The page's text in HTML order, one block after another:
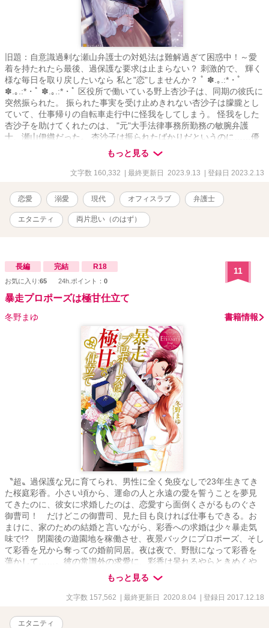
旧題：自意識過剰な瀬山弁護士の対処法は難解過ぎて困惑中！～愛
着を持たれたら最後、過保護な要求は止まらない？ 刺激的で、 輝く
様な毎日を取り戻したいなら 私と"恋"しませんか？ ﾟ ✽.｡.:*・ﾟ
✽.｡.:*・ﾟ ✽.｡.:*・ﾟ 区役所で働いている野上杏沙子は、同期の彼氏に
突然振られた。 振られた事実を受け止めきれない杏沙子は朦朧とし
ていて、仕事帰りの自転車走行中に怪我をしてしまう。 怪我をした
杏沙子を助けてくれたのは、 "元"大手法律事務所勤務の敏腕弁護
士、瀬山伊織だった。 杏沙子は振られたばかりだというのに……優
しくて、大人の魅力を放っている伊織にときめいてしまう。 その
後、区役所を辞めた杏沙子は瀬山の法律事務所で働かせてもらう。
しかし、親切にしてくれた瀬山は仮の姿と思えるほどに、口が悪
防戦、開幕！ ﾟ ✽.｡.:*・ﾟ ✽.｡.:*・ﾟ ✽.｡.:*・ﾟ どんなにはぐらかされ
ても、冷たくされても、先生じゃなきゃ嫌なんです！ 恋も仕事
も……妥協なんてしたくないっ！ .+*+｡.☆ 「……口の減らない女だ
な！ 少し黙ってろ！」 ──素っ気のない振りをして、 形勢逆転のキ
もっと見る
文字数 160,332 | 最終更新日 2023.9.13 | 登録日 2023.2.13
恋愛 溺愛 現代 オフィスラブ 弁護士
エタニティ 両片思い（のはず）
長編 完結 R18
お気に入り:65 24h.ポイント： 0
11
暴走プロポーズは極甘仕立て
冬野まゆ 書籍情報
〝超〟過保護な兄に育てられ、男性に全く免疫なしで23年生きてき
た桜庭彩香。小さい頃から、運命の人と永遠の愛を誓うことを夢見
てきたのに、彼女に求婚したのは、恋愛すら面倒くさがるものぐさ
御曹司！ だけどこの御曹司、見た目も良ければ仕事もできる。お
まけに、家のための結婚と言いながら、彩香への求婚は少々暴走気
味で!? 閉園後の遊園地を稼働させ、夜景バックにプロポーズ、そし
て彩香を兄から奪っての婚前同居。夜は夜で、野獣になって彩香を
蕩かして……。彼の常識外の求愛に、彩香は呆れるやらときめくや
ら!? お伽噺よりもドキドキの、求婚ラブストーリー！
もっと見る
文字数 157,562 | 最終更新日 2020.8.04 | 登録日 2017.12.18
エタニティ